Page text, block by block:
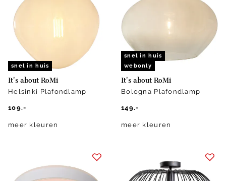
snel in huis
It's about RoMi
Helsinki Plafondlamp
109.-
meer kleuren
snel in huis
webonly
It's about RoMi
Bologna Plafondlamp
149.-
meer kleuren